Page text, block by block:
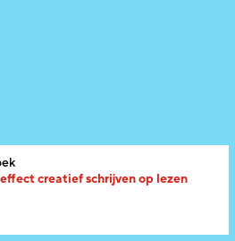
creatief schrijven op lezen